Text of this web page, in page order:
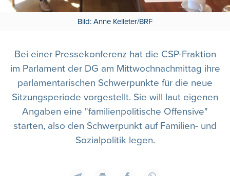
Bild: Anne Kelleter/BRF
Bei einer Pressekonferenz hat die CSP-Fraktion
im Parlament der DG am Mittwochnachmittag ihre
parlamentarischen Schwerpunkte für die neue
Sitzungsperiode vorgestellt. Sie will laut eigenen
Angaben eine "familienpolitische Offensive"
starten, also den Schwerpunkt auf Familien- und
Sozialpolitik legen.